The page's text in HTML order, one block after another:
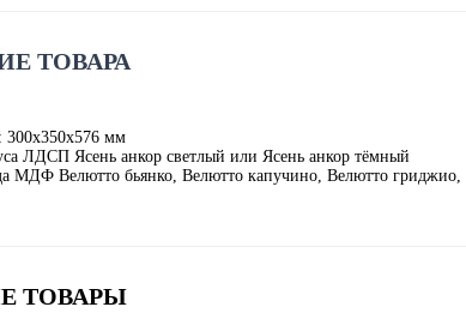
ТОВАРА
мм
ЛДСП Ясень анкор светлый или Ясень анкор тёмный
МДФ Велютто бьянко, Велютто капучино, Велютто
ТОВАРЫ